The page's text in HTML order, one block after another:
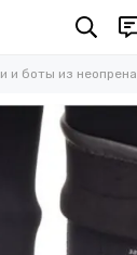
и боты из неопрена